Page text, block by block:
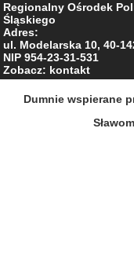
Regionalny Ośrodek
Śląskiego
Adres:
ul. Modelarska 10, 40-
NIP 954-23-31-531
Zobacz: kontakt
Dumnie wspierane